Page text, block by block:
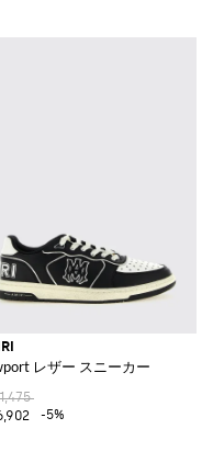
レザー スニーカー
-5%